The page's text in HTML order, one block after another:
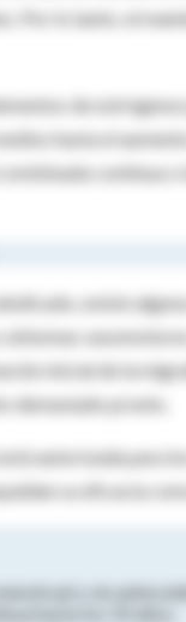
Por lo tanto, el
de
hasta el
continua
existe
inicial de la
demasiado pronto.
autorizada para
su eficacia
y sin